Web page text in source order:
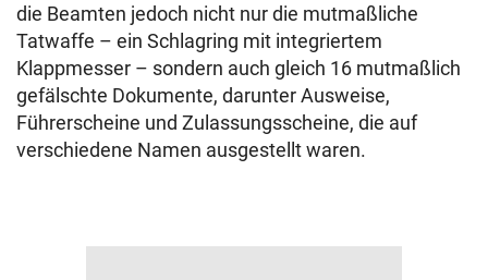
die Beamten jedoch nicht nur die mutmaßliche
Tatwaffe – ein Schlagring mit integriertem
Klappmesser – sondern auch gleich 16 mutmaßlich
gefälschte Dokumente, darunter Ausweise,
Führerscheine und Zulassungsscheine, die auf
verschiedene Namen ausgestellt waren.